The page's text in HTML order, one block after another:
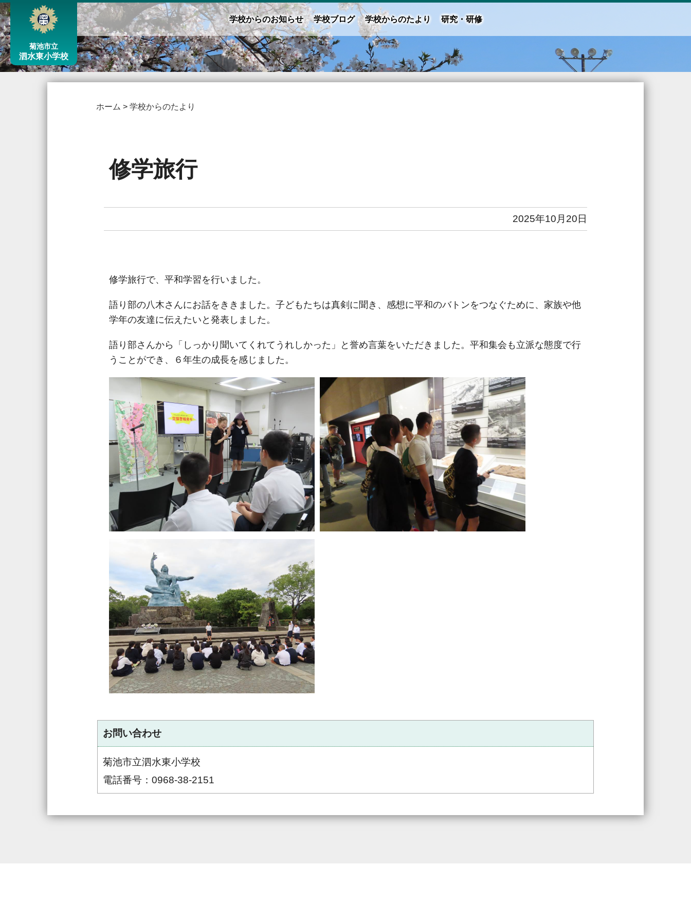
菊池市立
泗水東小学校
学校からのお知らせ 学校ブログ 学校からのたより 研究・研修
ホーム > 学校からのたより
修学旅行
2025年10月20日
修学旅行で、平和学習を行いました。
語り部の八木さんにお話をききました。子どもたちは真剣に聞き、感想に平和のバトンをつなぐために、家族や他
学年の友達に伝えたいと発表しました。
語り部さんから「しっかり聞いてくれてうれしかった」と誉め言葉をいただきました。平和集会も立派な態度で行
うことができ、６年生の成長を感じました。
お問い合わせ
菊池市立泗水東小学校
電話番号：0968-38-2151